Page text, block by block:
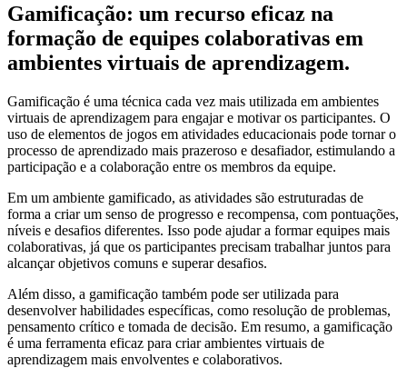
Gamificação: um recurso eficaz na
formação de equipes colaborativas em
ambientes virtuais de aprendizagem.
Gamificação é uma técnica cada vez mais utilizada em ambientes
virtuais de aprendizagem para engajar e motivar os participantes. O
uso de elementos de jogos em atividades educacionais pode tornar o
processo de aprendizado mais prazeroso e desafiador, estimulando a
participação e a colaboração entre os membros da equipe.
Em um ambiente gamificado, as atividades são estruturadas de
forma a criar um senso de progresso e recompensa, com pontuações,
níveis e desafios diferentes. Isso pode ajudar a formar equipes mais
colaborativas, já que os participantes precisam trabalhar juntos para
alcançar objetivos comuns e superar desafios.
Além disso, a gamificação também pode ser utilizada para
desenvolver habilidades específicas, como resolução de problemas,
pensamento crítico e tomada de decisão. Em resumo, a gamificação
é uma ferramenta eficaz para criar ambientes virtuais de
aprendizagem mais envolventes e colaborativos.